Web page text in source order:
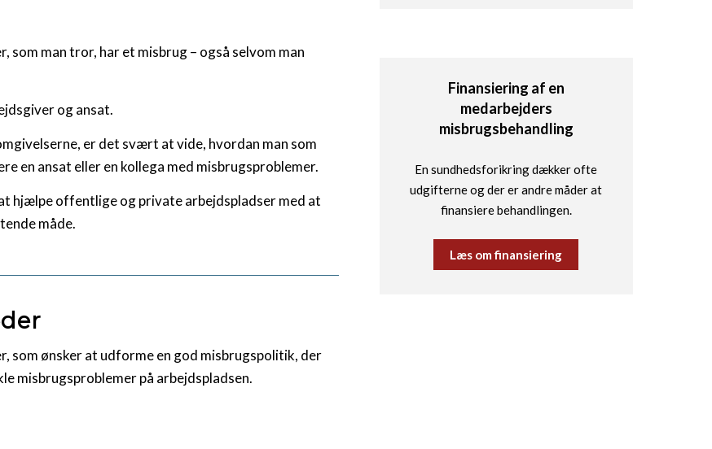
man tror, har et misbrug – også selvom man
og ansat.
er det svært at vide, hvordan man som
en ansat eller en kollega med misbrugsproblemer.
hjælpe offentlige og private arbejdspladser med at
måde.
som ønsker at udforme en god misbrugspolitik, der
misbrugsproblemer på arbejdspladsen.
Finansiering af en
medarbejders
misbrugsbehandling
En sundhedsforikring dækker ofte
udgifterne og der er andre måder at
finansiere behandlingen.
Læs om finansiering